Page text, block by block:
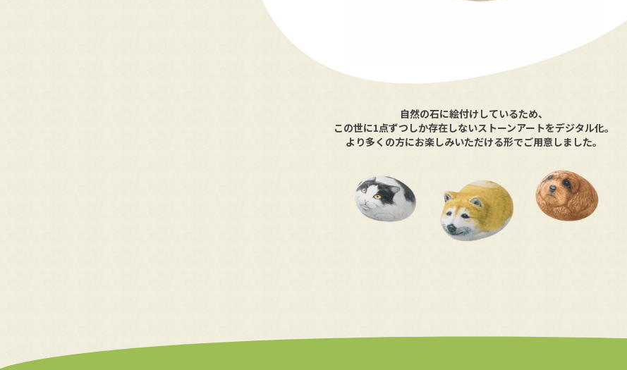
自然の石に絵付けしているため、
この世に1点ずつしか存在しないストーンアートをデジタル化。
より多くの方にお楽しみいただける形でご用意しました。